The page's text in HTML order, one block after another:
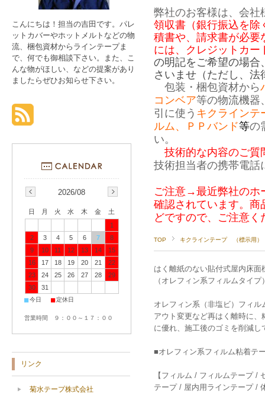
弊社のお客様は、会社
領収書（銀行振込を除
積書や、請求書が必要
には、クレジットカ
の明記をご希望の場合
さいませ（ただし、
包装・梱包資材から
コンベア等の物流機器
引に使う キクラインテ
ルム、ＰＰバンド等の
い。
技術的な内容のご質
技術担当者の携帯電話
ご注意→最近弊社のホ
確認されています。商
どですので、ご注意
TOP キクラインテープ （標示用）
はく離紙のない貼付式屋内床面
（オレフィン系フィルムタイプ
オレフィン系（非塩ビ）フィ
アウト変更など再はく離時に
に優れ、施工後のゴミを削減し
■オレフィン系フィルム粘着テ
【フィルム / フィルムテープ
テープ / 屋内用ラインテープ /
こんにちは！担当の吉田です。パレ
ットカバーやホットメルトなどの物
流、梱包資材からラインテープま
で、何でも御相談下さい。また、こ
んな物がほしい、などの提案があり
ましたらぜひお知らせ下さい。
2026/08
日 月 火 水 木 金
土
1
2
3 4 5 6 7
8
9
10 11 12 13 14
15
16
17 18 19 20 21
22
23
24 25 26 27 28
29
30
31
■今日 ■定休日
営業時間 ９：００～１７：００
リンク
菊水テープ株式会社